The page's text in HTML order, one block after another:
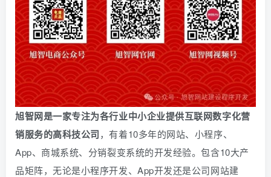
旭智网是一家专注为各行业中小企业提供互联网数字化营
销服务的高科技公司，有着10多年的网站、小程序、
App、商城系统、 分销裂变系统的开发经验。包含10大产
品矩阵，无论是小程序开发、App开发还是公司网站建